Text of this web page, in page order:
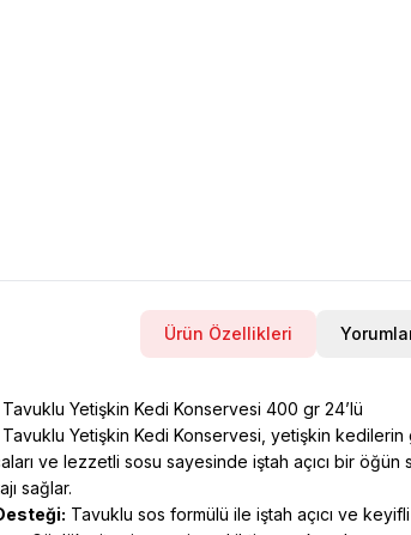
Ürün Özellikleri
Yetişkin Kedi Konservesi 400 gr 24’lü
Yetişkin Kedi Konservesi, yetişkin kedilerin
ve lezzetli sosu sayesinde iştah açıcı bir
sağlar.
Tavuklu sos formülü ile iştah açıcı ve